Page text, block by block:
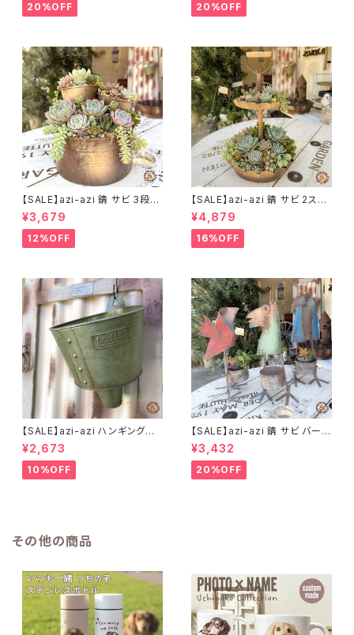
20%OFF 20%OFF
【SALE】azi-azi 錆 サビ 3段シ
ャビー プランター
¥3,679
12%OFF
【SALE】azi-azi 錆 サビ 2ステ
ップ プランター
¥4,879
16%OFF
【SALE】azi-azi ハンギングブ
リキ漏斗プランターB
¥2,673
10%OFF
【SALE】azi-azi 錆 サビ バード
メタルプランター
¥3,432
20%OFF
その他の商品